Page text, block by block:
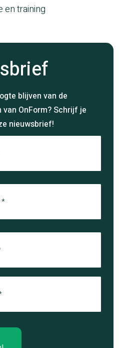
en training
blijven van de
OnForm? Schrijf je
nieuwsbrief!